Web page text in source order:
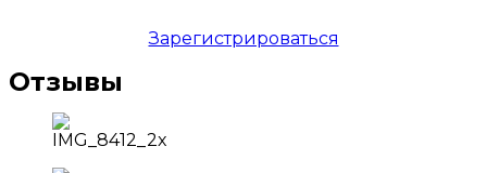
Зарегистрироваться
Отзывы